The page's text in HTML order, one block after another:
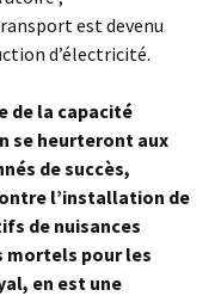
est devenu
d’électricité.
de la capacité
se heurteront aux
de succès,
l’installation de
de nuisances
mortels pour les
en est une